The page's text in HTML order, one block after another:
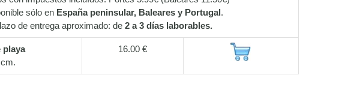
sólo en España peninsular, Baleares y Portugal.
de entrega aproximado: de 2 a 3 días laborables.
playa
16.00 €